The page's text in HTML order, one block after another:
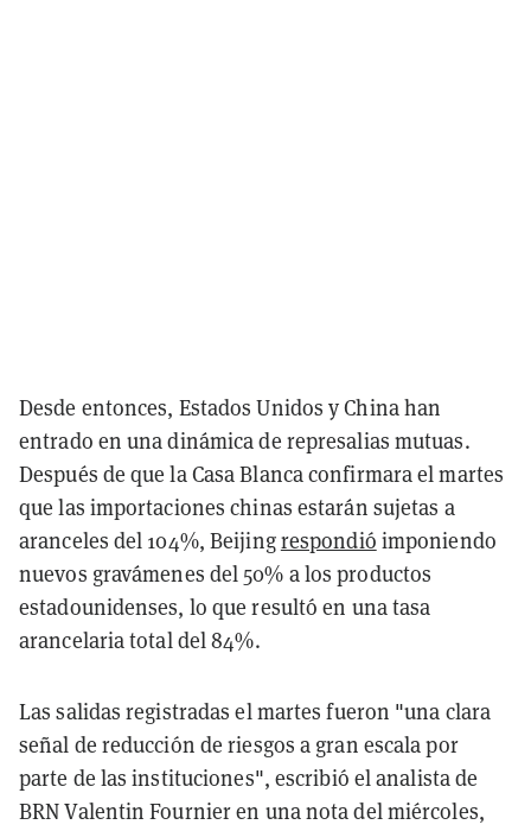
Desde entonces, Estados Unidos y China han
entrado en una dinámica de represalias mutuas.
Después de que la Casa Blanca confirmara el martes
que las importaciones chinas estarán sujetas a
aranceles del 104%, Beijingrespondió imponiendo
nuevos gravámenes del 50% a los productos
estadounidenses, lo que resultó en una tasa
arancelaria total del 84%.
Las salidas registradas el martes fueron "una clara
señal de reducción de riesgos a gran escala por
parte de las instituciones", escribió el analista de
BRN Valentin Fournier en una nota del miércoles,